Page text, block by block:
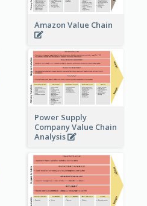
Amazon Value Chain
Power Supply
Company Value Chain
Analysis